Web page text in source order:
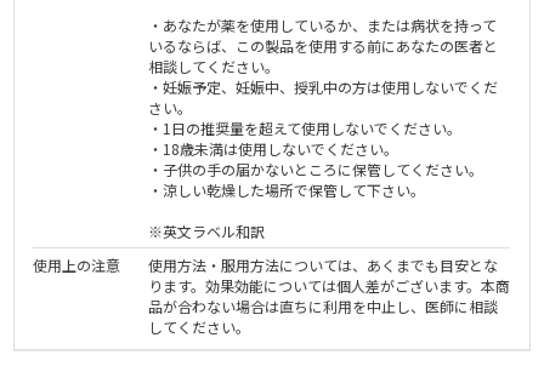
・あなたが薬を使用しているか、または病状を持って
いるならば、この製品を使用する前にあなたの医者と
相談してください。
・妊娠予定、妊娠中、授乳中の方は使用しないでくだ
さい。
・1日の推奨量を超えて使用しないでください。
・18歳未満は使用しないでください。
・子供の手の届かないところに保管してください。
・涼しい乾燥した場所で保管して下さい。
※英文ラベル和訳
使用上の注意
使用方法・服用方法については、あくまでも目安とな
ります。効果効能については個人差がございます。本商
品が合わない場合は直ちに利用を中止し、医師に相談
してください。